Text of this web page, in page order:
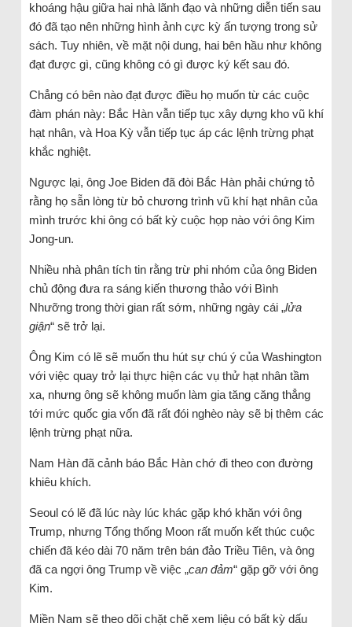
khoáng hậu giữa hai nhà lãnh đạo và những diễn tiến sau
đó đã tạo nên những hình ảnh cực kỳ ấn tượng trong sử
sách. Tuy nhiên, về mặt nội dung, hai bên hầu như không
đạt được gì, cũng không có gì được ký kết sau đó.
Chẳng có bên nào đạt được điều họ muốn từ các cuộc
đàm phán này: Bắc Hàn vẫn tiếp tục xây dựng kho vũ khí
hạt nhân, và Hoa Kỳ vẫn tiếp tục áp các lệnh trừng phạt
khắc nghiệt.
Ngược lại, ông Joe Biden đã đòi Bắc Hàn phải chứng tỏ
rằng họ sẵn lòng từ bỏ chương trình vũ khí hạt nhân của
mình trước khi ông có bất kỳ cuộc họp nào với ông Kim
Jong-un.
Nhiều nhà phân tích tin rằng trừ phi nhóm của ông Biden
chủ động đưa ra sáng kiến thương thảo với Bình
Nhưỡng trong thời gian rất sớm, những ngày cái „lửa
giận“ sẽ trở lại.
Ông Kim có lẽ sẽ muốn thu hút sự chú ý của Washington
với việc quay trở lại thực hiện các vụ thử hạt nhân tầm
xa, nhưng ông sẽ không muốn làm gia tăng căng thẳng
tới mức quốc gia vốn đã rất đói nghèo này sẽ bị thêm các
lệnh trừng phạt nữa.
Nam Hàn đã cảnh báo Bắc Hàn chớ đi theo con đường
khiêu khích.
Seoul có lẽ đã lúc này lúc khác gặp khó khăn với ông
Trump, nhưng Tổng thống Moon rất muốn kết thúc cuộc
chiến đã kéo dài 70 năm trên bán đảo Triều Tiên, và ông
đã ca ngợi ông Trump về việc „can đảm“ gặp gỡ với ông
Kim.
Miền Nam sẽ theo dõi chặt chẽ xem liệu có bất kỳ dấu